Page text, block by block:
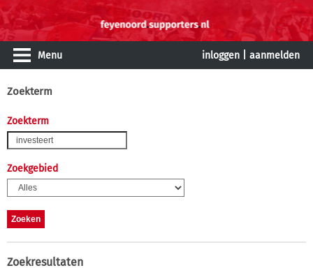
Menu inloggen aanmelden
Zoekterm
Zoekterm
Zoekgebied
Zoekresultaten